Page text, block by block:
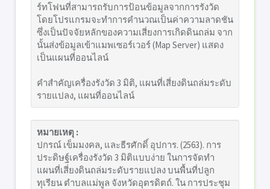
ร์ทโฟนที่สามารถรับการป้อนข้อมูลจากการรังวัด
โดยโปรแกรมจะทำการคำนวณเป็นค่าความลาดชัน
ซึ่งเป็นปัจจัยหลักของความเสี่ยงการเกิดดินถล่ม จาก
นั้นส่งข้อมูลเข้าแมพเซอร์เวอร์ (Map Server) แสดง
เป็นแผนที่ออนไลน์
คำสำคัญเครื่องรังวัด 3 มิติ, แผนที่เสี่ยงดินถล่มระดับ
รายแปลง, แผนที่ออนไลน์
หมายเหตุ :
ปกรณ์ เข็มมงคล, และธีรศักดิ์ อุปการ. (2563). การ
ประดิษฐ์เครื่องรังวัด 3 มิติแบบง่าย ในการจัดทำ
แผนที่เสี่ยงดินถล่มระดับรายแปลง บนพื้นที่ปลูก
ทุเรียน ตำบลแม่พูล จังหวัดอุตรดิตถ์. ใน การประชุม